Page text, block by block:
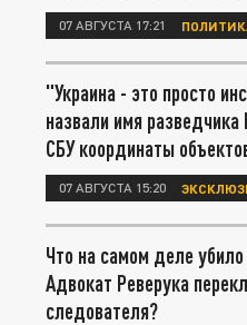
07 АВГУСТА 17:21
"Украина - это просто
назвали имя
СБУ координаты
07 АВГУСТА 15:20
Что на самом деле
Адвокат Реверука
следователя?